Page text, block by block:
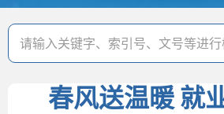
春风送温暖 就